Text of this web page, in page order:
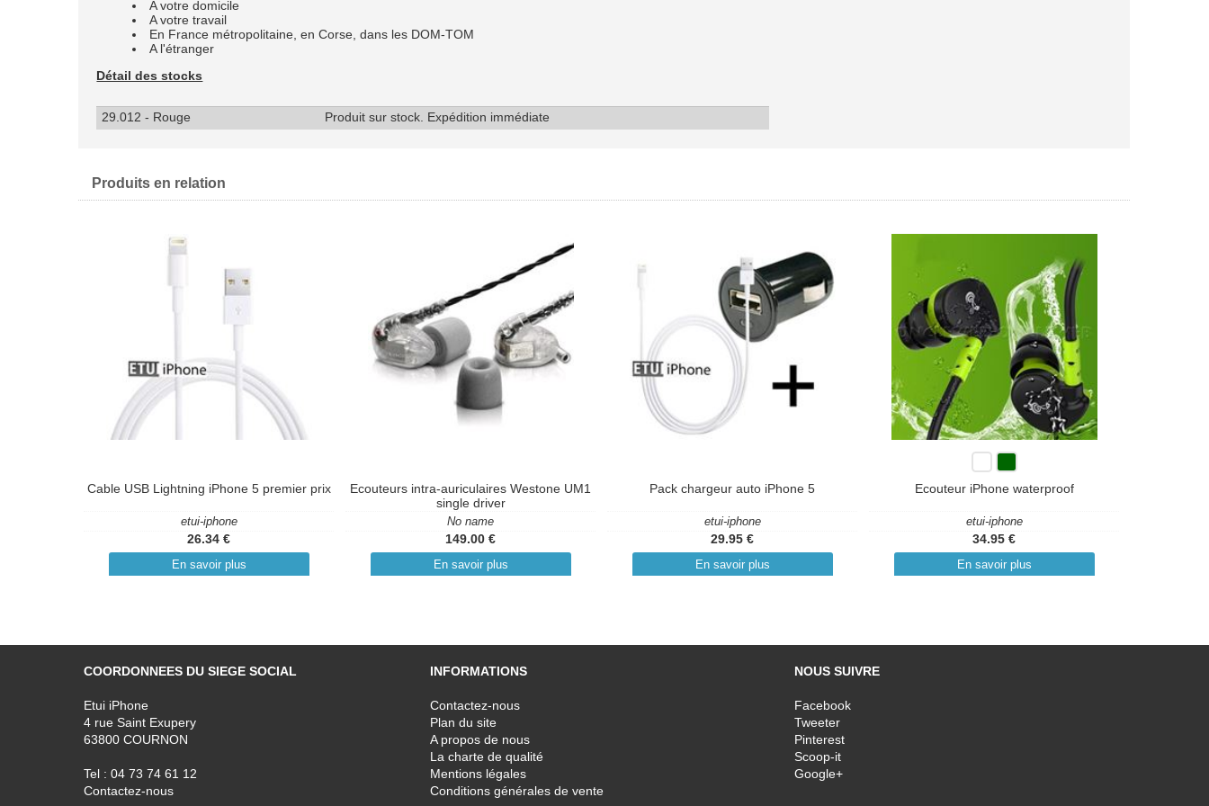
A votre domicile
A votre travail
En France métropolitaine, en Corse, dans les DOM-TOM
A l'étranger
Détail des stocks
29.012 - Rouge Produit sur stock. Expédition immédiate
Produits en relation
Cable USB Lightning iPhone 5 premier prix
etui-iphone
26.34 €
En savoir plus
Ecouteurs intra-auriculaires Westone UM1
single driver
No name
149.00 €
En savoir plus
Pack chargeur auto iPhone 5
etui-iphone
29.95 €
En savoir plus
Ecouteur iPhone waterproof
etui-iphone
34.95 €
En savoir plus
COORDONNEES DU SIEGE SOCIAL
Etui iPhone
4 rue Saint Exupery
63800 COURNON
Tel : 04 73 74 61 12
Contactez-nous
INFORMATIONS
Contactez-nous
Plan du site
A propos de nous
La charte de qualité
Mentions légales
Conditions générales de vente
NOUS SUIVRE
Facebook
Tweeter
Pinterest
Scoop-it
Google+